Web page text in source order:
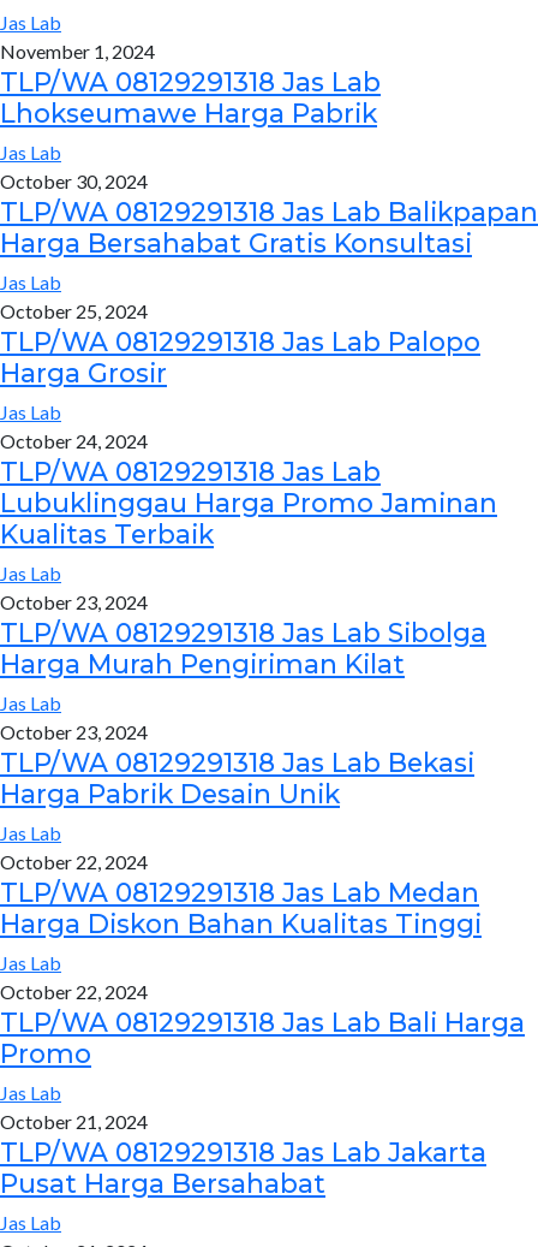
Jas Lab
November 1, 2024
TLP/WA 08129291318 Jas Lab
Lhokseumawe Harga Pabrik
Jas Lab
October 30, 2024
TLP/WA 08129291318 Jas Lab Balikpapan
Harga Bersahabat Gratis Konsultasi
Jas Lab
October 25, 2024
TLP/WA 08129291318 Jas Lab Palopo
Harga Grosir
Jas Lab
October 24, 2024
TLP/WA 08129291318 Jas Lab
Lubuklinggau Harga Promo Jaminan
Kualitas Terbaik
Jas Lab
October 23, 2024
TLP/WA 08129291318 Jas Lab Sibolga
Harga Murah Pengiriman Kilat
Jas Lab
October 23, 2024
TLP/WA 08129291318 Jas Lab Bekasi
Harga Pabrik Desain Unik
Jas Lab
October 22, 2024
TLP/WA 08129291318 Jas Lab Medan
Harga Diskon Bahan Kualitas Tinggi
Jas Lab
October 22, 2024
TLP/WA 08129291318 Jas Lab Bali Harga
Promo
Jas Lab
October 21, 2024
TLP/WA 08129291318 Jas Lab Jakarta
Pusat Harga Bersahabat
Jas Lab